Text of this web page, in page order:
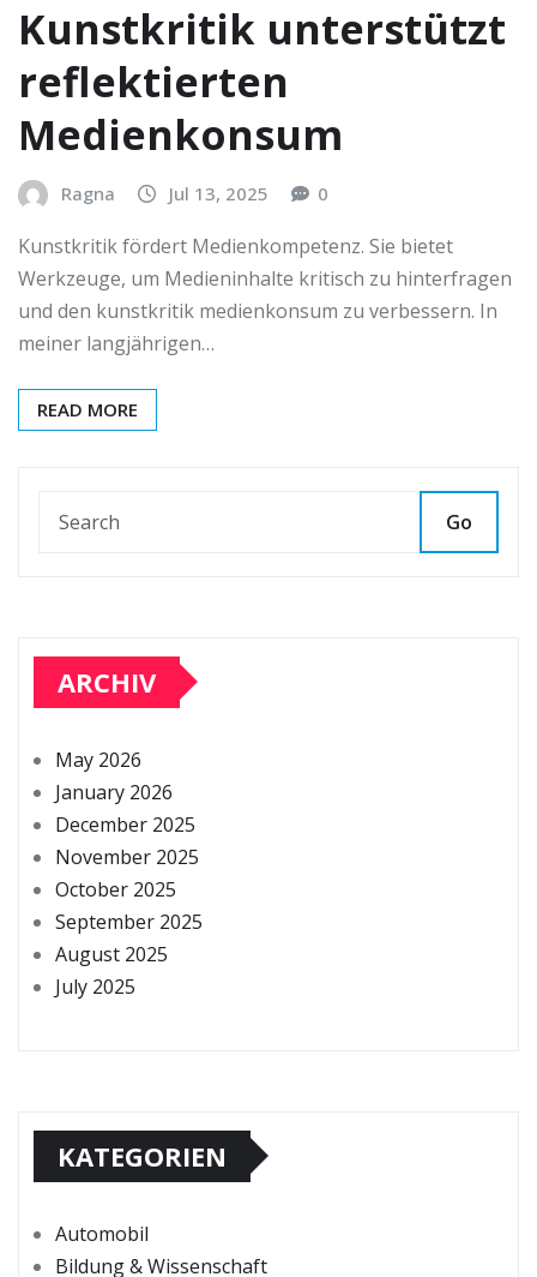
Kunstkritik unterstützt
reflektierten
Medienkonsum
Ragna Jul 13, 2025 0
Kunstkritik fördert Medienkompetenz. Sie bietet
Werkzeuge, um Medieninhalte kritisch zu hinterfragen
und den kunstkritik medienkonsum zu verbessern. In
meiner langjährigen…
READ MORE
Go
ARCHIV
May 2026
January 2026
December 2025
November 2025
October 2025
September 2025
August 2025
July 2025
KATEGORIEN
Automobil
Bildung & Wissenschaft